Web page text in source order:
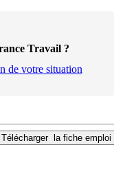
Travail ?
de votre situation
Télécharger la fiche emploi